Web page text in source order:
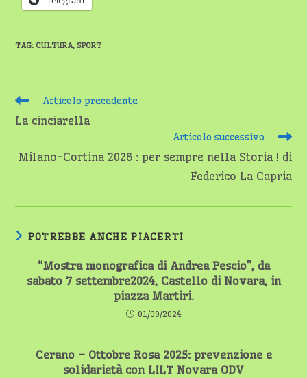
TAG: CULTURA, SPORT
Leggi
articoli
Articolo precedente
La cinciarella
Articolo successivo
Milano-Cortina 2026 : per sempre nella Storia ! di
Federico La Capria
POTREBBE ANCHE PIACERTI
“Mostra monografica di Andrea Pescio”, da
sabato 7 settembre2024, Castello di Novara, in
piazza Martiri.
01/09/2024
Cerano – Ottobre Rosa 2025: prevenzione e
solidarietà con LILT Novara ODV